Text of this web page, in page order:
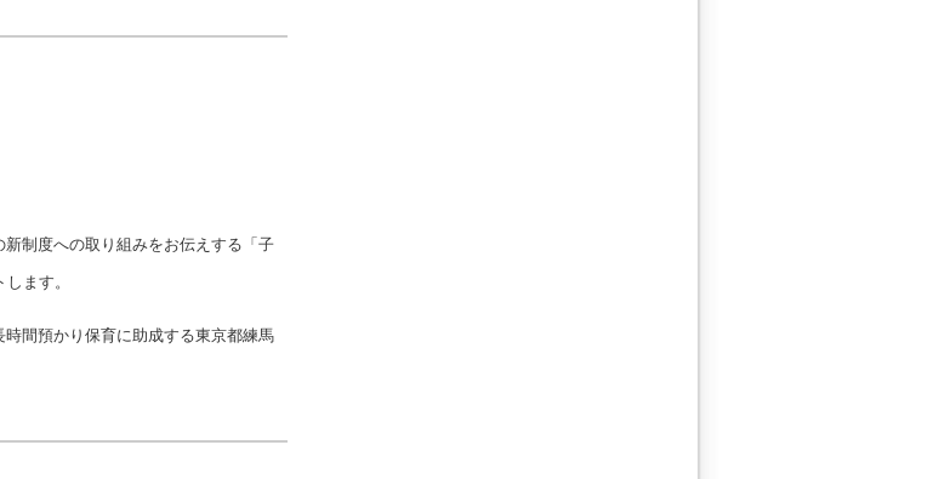
制度への取り組みをお伝えする「子
ます。
間預かり保育に助成する東京都練馬